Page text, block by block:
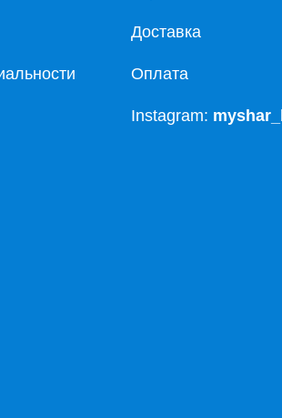
Доставка
Оплата
Instagram: